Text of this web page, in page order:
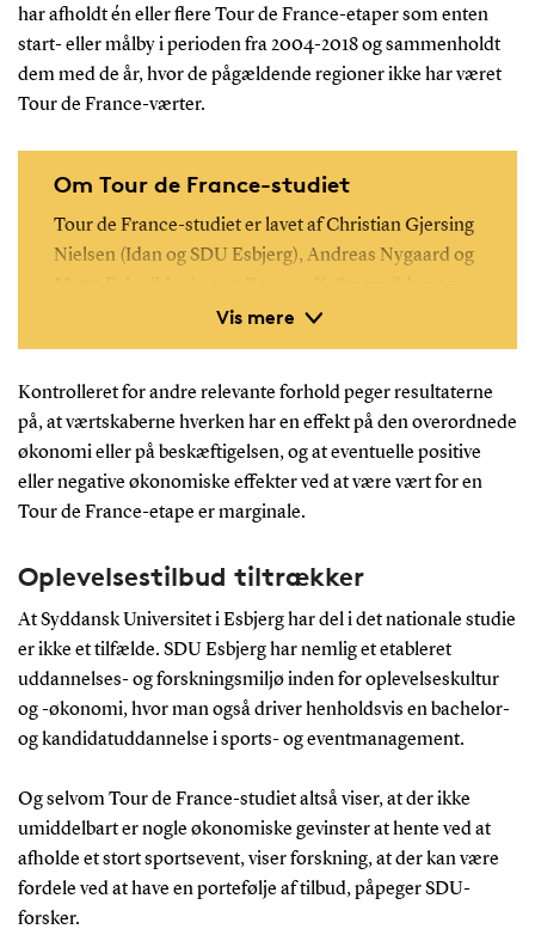
har afholdt én eller flere Tour de France-etaper som enten
start- eller målby i perioden fra 2004-2018 og sammenholdt
dem med de år, hvor de pågældende regioner ikke har været
Tour de France-værter.
Vis mere
Om Tour de France-studiet
Tour de France-studiet er lavet af Christian Gjersing
Nielsen (Idan og SDU Esbjerg), Andreas Nygaard og
Norwegian University of Science and Technology).
Kontrolleret for andre relevante forhold peger resultaterne
på, at værtskaberne hverken har en effekt på den overordnede
økonomi eller på beskæftigelsen, og at eventuelle positive
eller negative økonomiske effekter ved at være vært for en
Tour de France-etape er marginale.
Oplevelsestilbud tiltrækker
At Syddansk Universitet i Esbjerg har del i det nationale studie
er ikke et tilfælde. SDU Esbjerg har nemlig et etableret
uddannelses- og forskningsmiljø inden for oplevelseskultur
og -økonomi, hvor man også driver henholdsvis en bachelor-
og kandidatuddannelse i sports- og eventmanagement.
Og selvom Tour de France-studiet altså viser, at der ikke
umiddelbart er nogle økonomiske gevinster at hente ved at
afholde et stort sportsevent, viser forskning, at der kan være
fordele ved at have en portefølje af tilbud, påpeger SDU-
forsker.